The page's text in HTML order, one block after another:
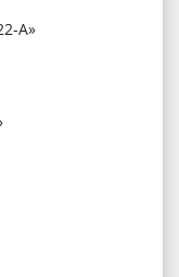
А»